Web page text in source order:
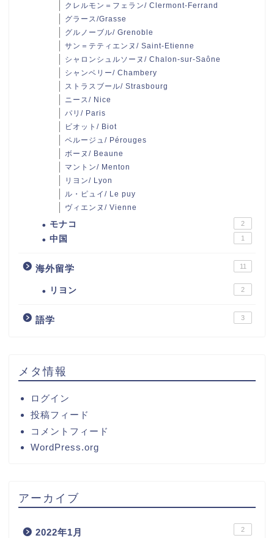
クレルモン＝フェラン/ Clermont-Ferrand
グラース/Grasse
グルノーブル/ Grenoble
サン＝テティエンヌ/ Saint-Etienne
シャロンシュルソーヌ/ Chalon-sur-Saône
シャンベリー/ Chambery
ストラスブール/ Strasbourg
ニース/ Nice
パリ/ Paris
ビオット/ Biot
ペルージュ/ Pérouges
ボーヌ/ Beaune
マントン/ Menton
リヨン/ Lyon
ル・ピュイ/ Le puy
ヴィエンヌ/ Vienne
モナコ 2
中国 1
海外留学 11
リヨン 2
語学 3
メタ情報
ログイン
投稿フィード
コメントフィード
WordPress.org
アーカイブ
2022年1月 2